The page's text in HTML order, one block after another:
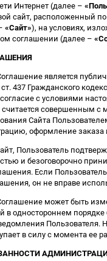
Интернет (далее –
сайт, расположенный
«Сайт»), на условиях,
соглашении (далее –
является
ст. 437 Гражданского
с условиями
считается совершенным с
Сайта
оформление
Пользователь
и безоговорочно
Если
он не вправе
может быть
в одностороннем порядке
Пользователя.
в силу с момента ее